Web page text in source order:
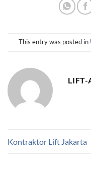
This entry was posted in
LIFT-
Kontraktor Lift Jakarta